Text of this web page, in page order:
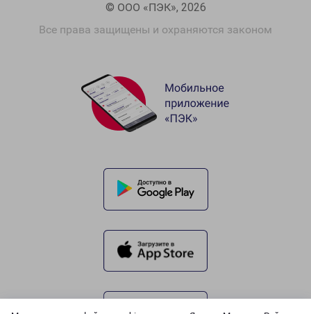
© ООО «ПЭК», 2026
Все права защищены и охраняются законом